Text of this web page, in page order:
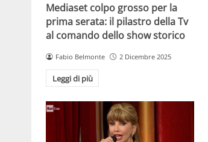
Mediaset colpo grosso per la
prima serata: il pilastro della Tv
al comando dello show storico
Fabio Belmonte 2 Dicembre 2025
Leggi di più